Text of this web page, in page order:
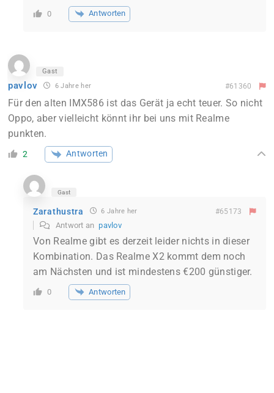
0 Antworten
Gast
pavlov 6 Jahre her #61360
Für den alten IMX586 ist das Gerät ja echt teuer. So nicht
Oppo, aber vielleicht könnt ihr bei uns mit Realme
punkten.
2 Antworten
Gast
Zarathustra 6 Jahre her #65173
Antwort an pavlov
Von Realme gibt es derzeit leider nichts in dieser
Kombination. Das Realme X2 kommt dem noch
am Nächsten und ist mindestens €200 günstiger.
0 Antworten